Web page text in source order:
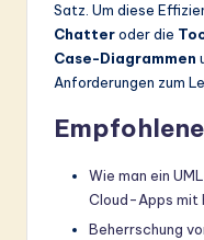
Satz. Um diese
Chatteroder die
Case-Diagrammen
Anforderungen zum
Wie man ein
Cloud-Apps mit
Beherrschung